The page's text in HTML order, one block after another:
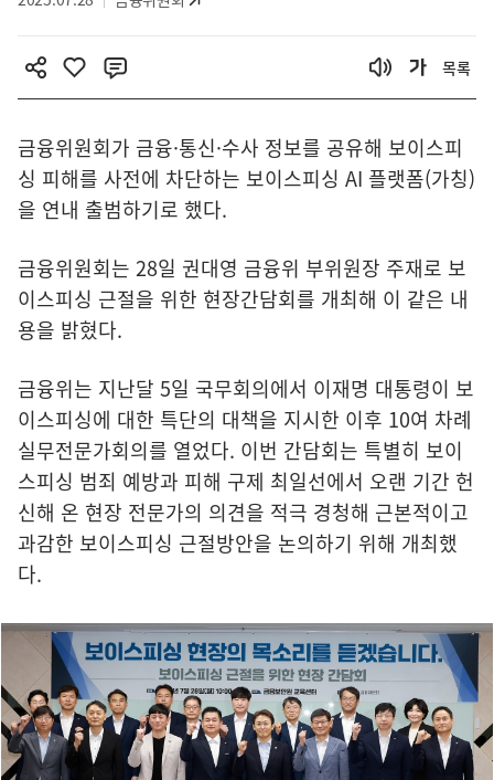
목록
금융위원회가 금융·통신·수사 정보를 공유해 보이스피
싱 피해를 사전에 차단하는 보이스피싱 AI 플랫폼(가칭)
을 연내 출범하기로 했다.
금융위원회는 28일 권대영 금융위 부위원장 주재로 보
이스피싱 근절을 위한 현장간담회를 개최해 이 같은 내
용을 밝혔다.
금융위는 지난달 5일 국무회의에서 이재명 대통령이 보
이스피싱에 대한 특단의 대책을 지시한 이후 10여 차례
실무전문가회의를 열었다. 이번 간담회는 특별히 보이
스피싱 범죄 예방과 피해 구제 최일선에서 오랜 기간 헌
신해 온 현장 전문가의 의견을 적극 경청해 근본적이고
과감한 보이스피싱 근절방안을 논의하기 위해 개최했
다.